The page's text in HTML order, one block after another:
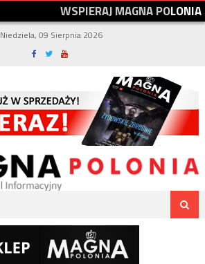
WSPIERAJMAGNAPOLONIA
Niedziela, 09 Sierpnia 2026